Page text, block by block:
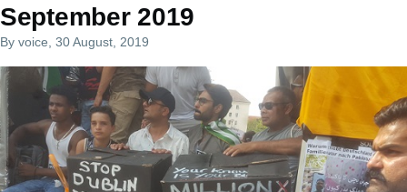
September 2019
By voice , 30 August, 2019